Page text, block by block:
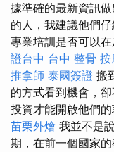
據準確的最新資訊
的人，我建議他們
專業培訓是否可以在
證台中 台中 整骨 按
推拿師 泰國簽證 搬
的方式看到機會，
投資才能開啟他們的
苗栗外燴 我並不是
期，在前一個國家